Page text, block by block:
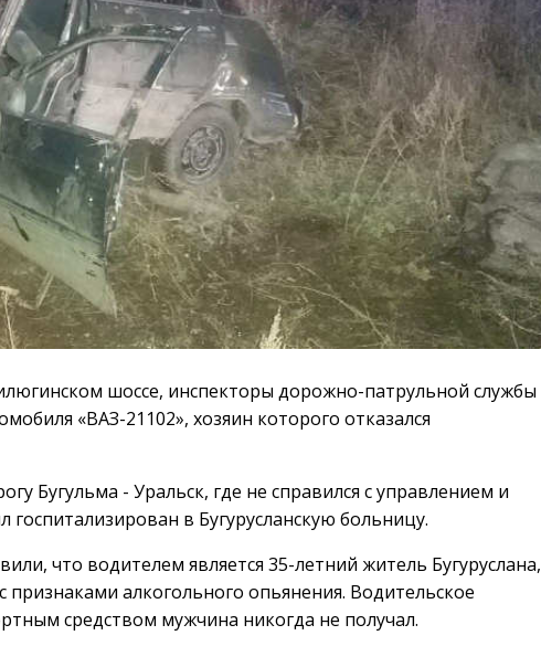
шоссе, инспекторы дорожно-патрульной службы
«ВАЗ-21102», хозяин которого отказался
Бугульма - Уральск, где не справился с управлением и
в Бугурусланскую больницу.
что водителем является 35-летний житель Бугуруслана,
алкогольного опьянения. Водительское
средством мужчина никогда не получал.